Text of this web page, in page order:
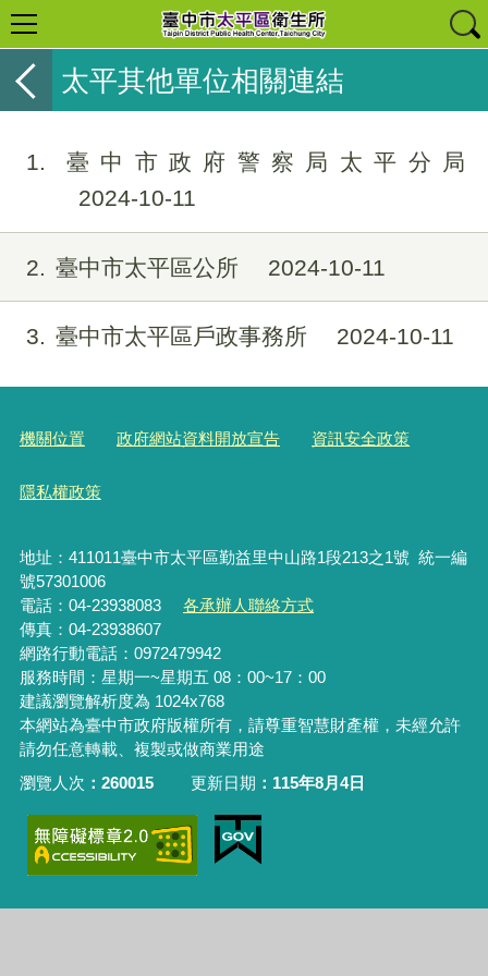
太平其他單位相關連結
1
臺中市政府警察局太平分局
2024-10-11
2 臺中市太平區公所 2024-10-11
3 臺中市太平區戶政事務所 2024-10-11
機關位置 政府網站資料開放宣告 資訊安全政策
隱私權政策
地址：411011臺中市太平區勤益里中山路1段213之1號 統一編
號57301006
電話：04-23938083
各承辦人聯絡方式
傳真：04-23938607
網路行動電話：0972479942
服務時間：星期一~星期五 08：00~17：00
建議瀏覽解析度為 1024x768
本網站為臺中市政府版權所有，請尊重智慧財產權，未經允許
請勿任意轉載、複製或做商業用途
瀏覽人次
260015 更新日期 115年8月4日